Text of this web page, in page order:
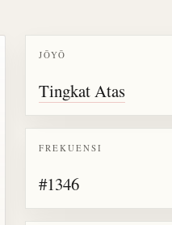
semua bacaan untuk kanji 狭
JŌYŌ
Tingkat Atas
FREKUENSI
#1346